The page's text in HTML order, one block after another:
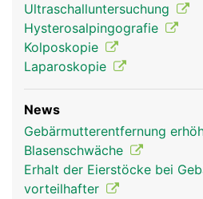
Ultraschalluntersuchung
Hysterosalpingografie
Kolposkopie
Laparoskopie
News
Gebärmutterentfernung
Blasenschwäche
Erhalt der Eierstöcke bei
vorteilhafter